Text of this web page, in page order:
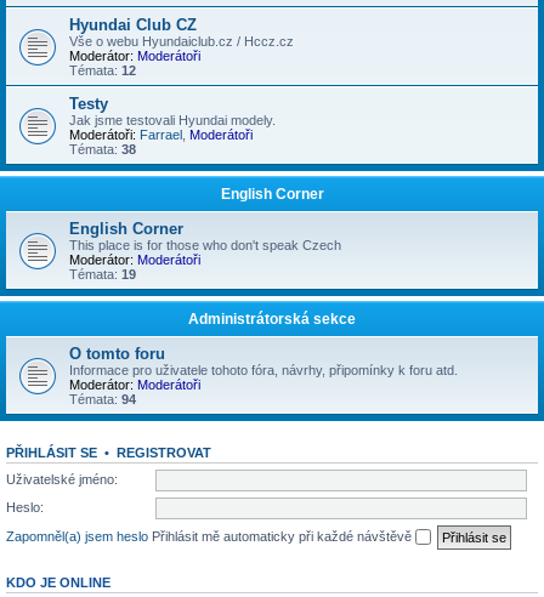
Hyundai Club CZ
Vše o webu Hyundaiclub.cz / Hccz.cz
Moderátor: Moderátoři
Témata: 12
Testy
Jak jsme testovali Hyundai modely.
Moderátoři: Farrael Moderátoři
Témata: 38
English Corner
English Corner
This place is for those who don't speak Czech
Moderátor: Moderátoři
Témata: 19
Administrátorská sekce
O tomto foru
Informace pro uživatele tohoto fóra, návrhy, připomínky k foru atd.
Moderátor: Moderátoři
Témata: 94
PŘIHLÁSIT SE • REGISTROVAT
Uživatelské jméno:
Heslo:
Zapomněl(a) jsem heslo Přihlásit mě automaticky při každé návštěvě
KDO JE ONLINE